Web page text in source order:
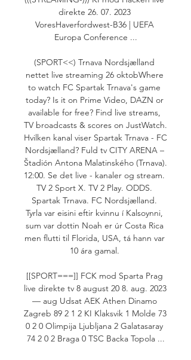
direkte 26. 07. 2023
VoresHaverfordwest-B36 | UEFA
Europa Conference ...
(SPORT<<) Trnava Nordsjælland
nettet live streaming 26 oktobWhere
to watch FC Spartak Trnava's game
today? Is it on Prime Video, DAZN or
available for free? Find live streams,
TV broadcasts & scores on JustWatch.
Hvilken kanal viser Spartak Trnava - FC
Nordsjælland? Fuld tv CITY ARENA –
Štadión Antona Malatinského (Trnava).
12:00. Se det live - kanaler og stream.
TV 2 Sport X. TV 2 Play. ODDS.
Spartak Trnava. FC Nordsjælland.
Tyrla var eisini eftir kvinnu í Kalsoynni,
sum var dottin Noah er úr Costa Rica
men flutti til Florida, USA, tá hann var
10 ára gamal.
[[SPORT===]] FCK mod Sparta Prag
live direkte tv 8 august 20 8. aug. 2023
— aug Udsat AEK Athen Dinamo
Zagreb 89 2 1 2 KI Klaksvik 1 Molde 73
0 2 0 Olimpija Ljubljana 2 Galatasaray
74 2 0 2 Braga 0 TSC Backa Topola ...